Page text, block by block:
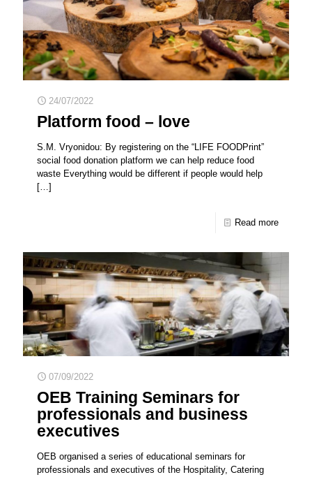
24/07/2022
Platform food – love
S.M. Vryonidou: By registering on the “LIFE FOODPrint”
social food donation platform we can help reduce food
waste Everything would be different if people would help
[…]
Read more
07/09/2022
OEB Training Seminars for
professionals and business
executives
OEB organised a series of educational seminars for
professionals and executives of the Hospitality, Catering